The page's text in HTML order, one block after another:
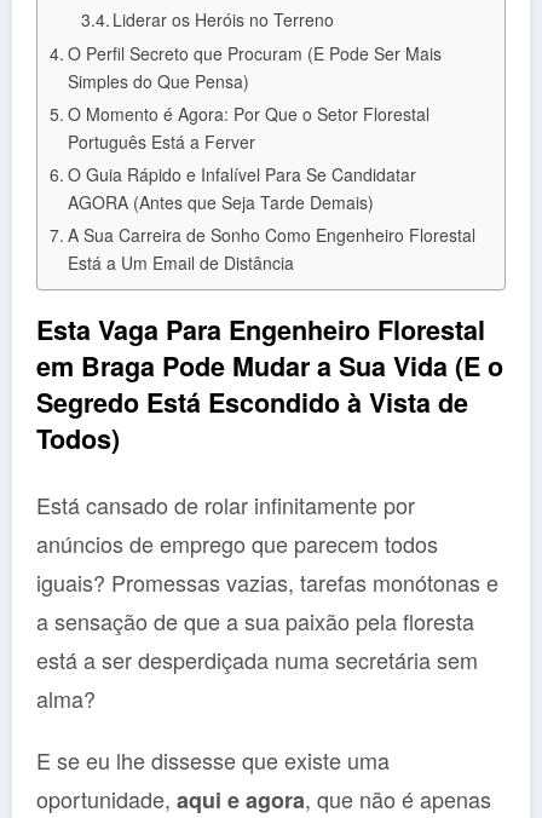
Liderar os Heróis no Terreno
O Perfil Secreto que Procuram (E Pode Ser Mais
Simples do Que Pensa)
O Momento é Agora: Por Que o Setor Florestal
Português Está a Ferver
O Guia Rápido e Infalível Para Se Candidatar
AGORA (Antes que Seja Tarde Demais)
A Sua Carreira de Sonho Como Engenheiro Florestal
Está a Um Email de Distância
Esta Vaga Para Engenheiro Florestal
em Braga Pode Mudar a Sua Vida (E o
Segredo Está Escondido à Vista de
Todos)
Está cansado de rolar infinitamente por
anúncios de emprego que parecem todos
iguais? Promessas vazias, tarefas monótonas e
a sensação de que a sua paixão pela floresta
está a ser desperdiçada numa secretária sem
alma?
E se eu lhe dissesse que existe uma
oportunidade, aqui e agora, que não é apenas